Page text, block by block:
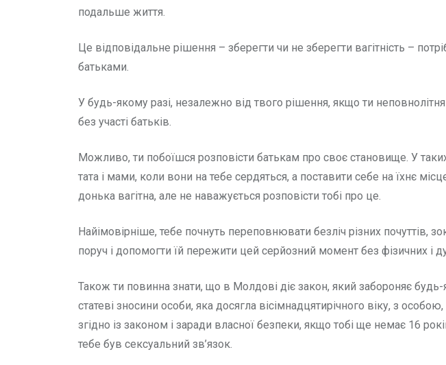
подальше життя.
Це відповідальне рішення – зберегти чи не зберегти вагітність –
батьками.
У будь-якому разі, незалежно від твого рішення, якщо ти
без участі батьків.
Можливо, ти побоїшся розповісти батькам про своє становище. У
тата і мами, коли вони на тебе сердяться, а поставити себе на їхнє
донька вагітна, але не наважується розповісти тобі про це.
Найімовірніше, тебе почнуть переповнювати безліч різних почуттів,
поруч і допомогти їй пережити цей серйозний момент без фізичних і
Також ти повинна знати, що в Молдові діє закон, який забороняє
статеві зносини особи, яка досягла вісімнадцятирічного віку, з
згідно із законом і заради власної безпеки, якщо тобі ще немає 16
тебе був сексуальний зв’язок.